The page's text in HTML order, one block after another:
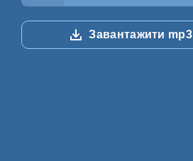
Завантажити mp3